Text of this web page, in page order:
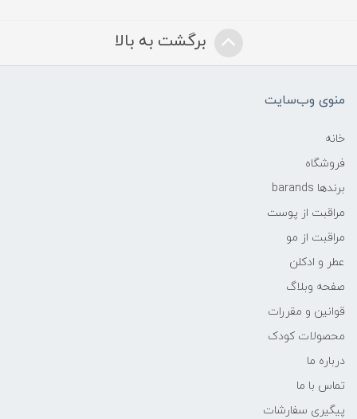
برگشت به بالا
منوی وب‌سایت
خانه
فروشگاه
برندها barands
مراقبت از پوست
مراقبت از مو
عطر و ادکلن
صفحه وبلاگ
قوانین و مقررات
محصولات کودک
درباره ما
تماس با ما
پیگیری سفارشات